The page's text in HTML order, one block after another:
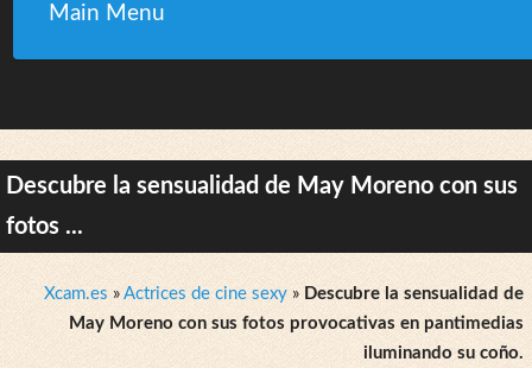
Main Menu
Descubre la sensualidad de May Moreno con sus
fotos ...
Xcam.es » Actrices de cine sexy » Descubre la sensualidad de
May Moreno con sus fotos provocativas en pantimedias
iluminando su coño.